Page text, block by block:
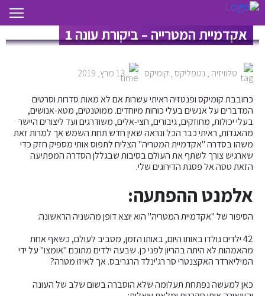
אקדמיית המטרייה – ביקורת עונה 1
טלוויזיה , נטפליקס ,קומיקס 13 מרץ, 2019
כחובבת קומיקס ופנטזיה ראיתי עשרות אם לא מאות סדרות וסרטים
המדברים על אנשים בעלי כוחות מיוחדים. ממוטנטים, מטא-אנושים,
בעלי יכולות, מחוזקים, גיבורים, חצי-אלים, משודרגים ועד ליצורים היישר
מהאגדות, ראיתי כבר הכל ונראה שאין חדש תחת השמש אך למרות זאת
משהו בסדרה "אקדמיית המטריה" הצליח לתפוס אותי מספיק חזק כדי
שארגיש צורך לשתף את העולם בסיבות שבגללן הסדרה המפתיעה
הזאת טסה אל פסגת הדירוגים שלי.
אלמנט ההפתעה:
הסיפור של "אקדמיית המטריה" הוא יוצא דופן מהשניה הראשונה:
42 ילדים נולדו באותו היום, באותו הזמן, מסביב לעולם, כשאף אחת
מהאמהות לא היתה בהריון לפני כן. שבעה ילדים מתוכם "אומצו" על ידי
המיליארדר האקצנטרי סר רג'ינלד הרגריבס. אך לאיזו מטרה?
כאן למעשה נפתחת תעלומה שלא הוסברה בשום שלב של העונה